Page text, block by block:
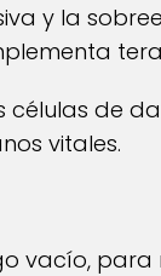
y la
de
vitales.
vacío,